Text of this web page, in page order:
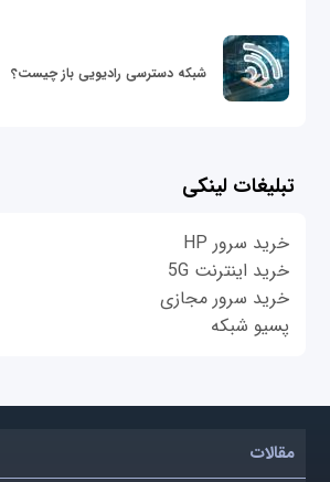
شبکه دسترسی رادیویی باز چیست؟
تبلیغات لینکی
خرید سرور HP
خرید اینترنت 5G
خرید سرور مجازی
پسیو شبکه
مقالات